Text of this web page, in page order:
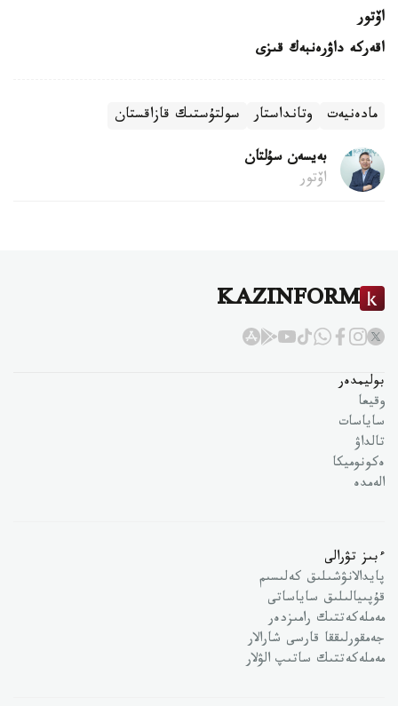
اۆتور
اقەركە داۋرەنبەك قىزى
مادەنيەت وتانداستار سولتۇستىك قازاقستان
بەيسەن سۇلتان
اۆتور
KAZINFORM
بوليمدەر
وقيعا
ساياسات
تالداۋ
ەكونوميكا
الەمدە
ءبىز تۋرالى
پايدالانۋشىلىق كەلىسىم
قۇپىيالىلىق ساياساتى
مەملەكەتتىك رامىزدەر
جەمقورلىققا قارسى شارالار
مەملەكەتتىك ساتىپ الۋلار